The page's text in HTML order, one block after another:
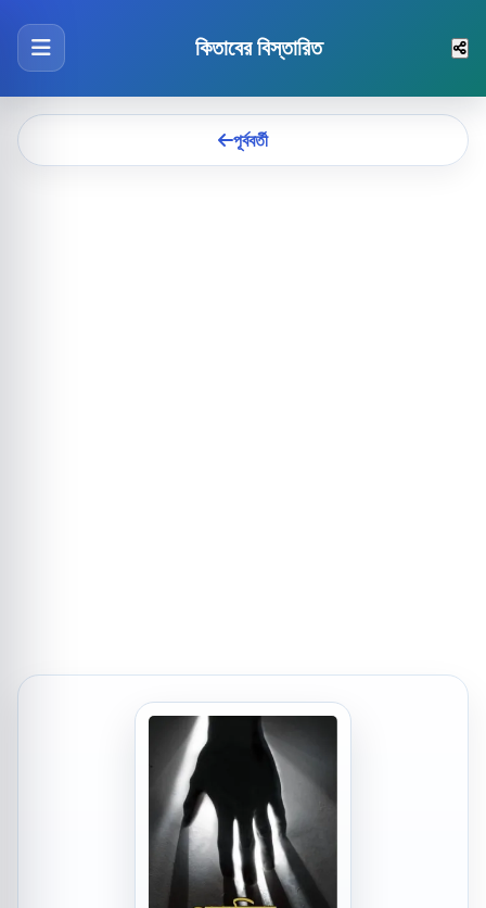
কিতাবের বিস্তারিত
পূর্ববর্তী